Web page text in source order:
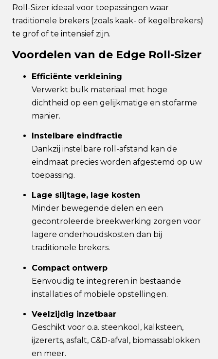
Roll-Sizer ideaal voor toepassingen waar
traditionele brekers (zoals kaak- of kegelbrekers)
te grof of te intensief zijn.
Voordelen van de Edge Roll-Sizer
Efficiënte verkleining
Verwerkt bulk materiaal met hoge
dichtheid op een gelijkmatige en stofarme
manier.
Instelbare eindfractie
Dankzij instelbare roll-afstand kan de
eindmaat precies worden afgestemd op uw
toepassing.
Lage slijtage, lage kosten
Minder bewegende delen en een
gecontroleerde breekwerking zorgen voor
lagere onderhoudskosten dan bij
traditionele brekers.
Compact ontwerp
Eenvoudig te integreren in bestaande
installaties of mobiele opstellingen.
Veelzijdig inzetbaar
Geschikt voor o.a. steenkool, kalksteen,
ijzererts, asfalt, C&D-afval, biomassablokken
en meer.